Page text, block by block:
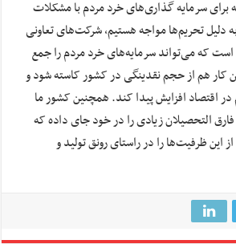
برای سرمایه گذاری‌های خرد مردم با مشکلات
دلیل تحریم‌ها مواجه هستیم، شرکت‌های تعاونی
که می‌تواند سرمایه‌های خرد مردم را جمع
کار هم از حجم نقدینگی در کشور کاسته شود و
اقتصاد افزایش پیدا کند. همچنین کشور ما
التحصیلان زیادی را در خود جای داده که
از این ظرفیت‌ها را در راستای رونق تولید و